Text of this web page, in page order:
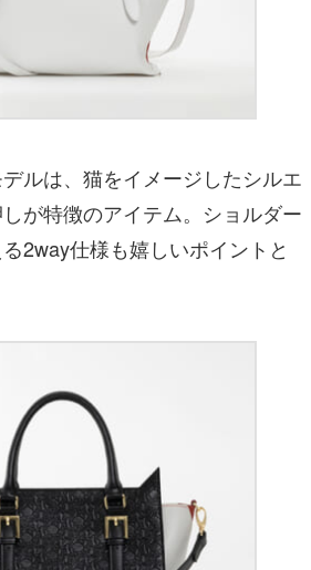
ルは、猫をイメージしたシルエ
が特徴のアイテム。ショルダー
2way仕様も嬉しいポイントと